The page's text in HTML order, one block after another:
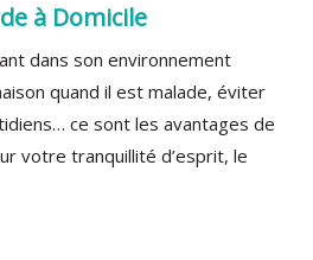
à Domicile
dans son environnement
quand il est malade, éviter
ce sont les avantages de
votre tranquillité d’esprit, le